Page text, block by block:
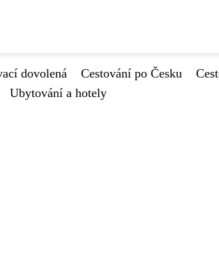
dovolená Cestování po Česku
Ubytování a hotely